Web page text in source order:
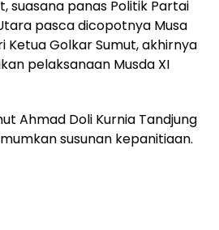
suasana panas Politik Partai
pasca dicopotnya Musa
Ketua Golkar Sumut, akhirnya
pelaksanaan Musda XI
Ahmad Doli Kurnia Tandjung
susunan kepanitiaan.